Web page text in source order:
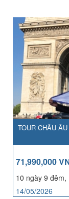
TOUR CHÂU
71,990,000
10 ngày 9
14/05/2026